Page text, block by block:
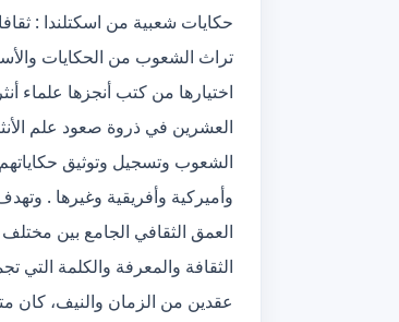
اختيارها من كتب أنجزها علماء
العشرين في ذروة صعود علم
الشعوب وتسجيل وتوثيق
وأميركية وأفريقية وغيرها .
العمق الثقافي الجامع بين
الثقافة والمعرفة والكلمة
عقدين من الزمان والنيف، كان